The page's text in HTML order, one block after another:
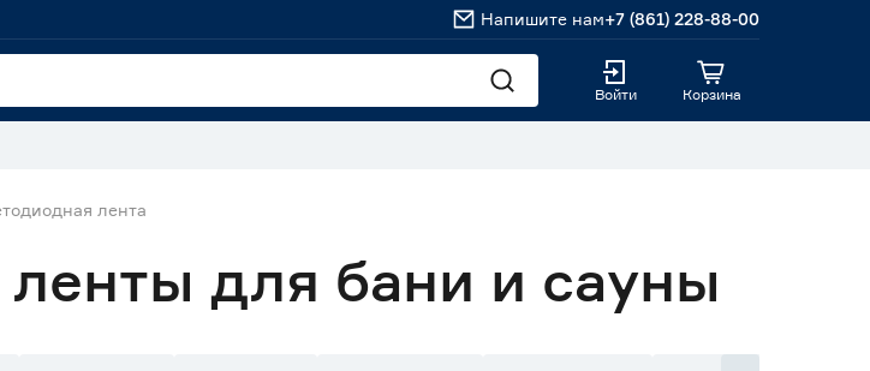
Напишите нам+7 (861) 228-88-00
Войти Корзина
лента
для бани и сауны